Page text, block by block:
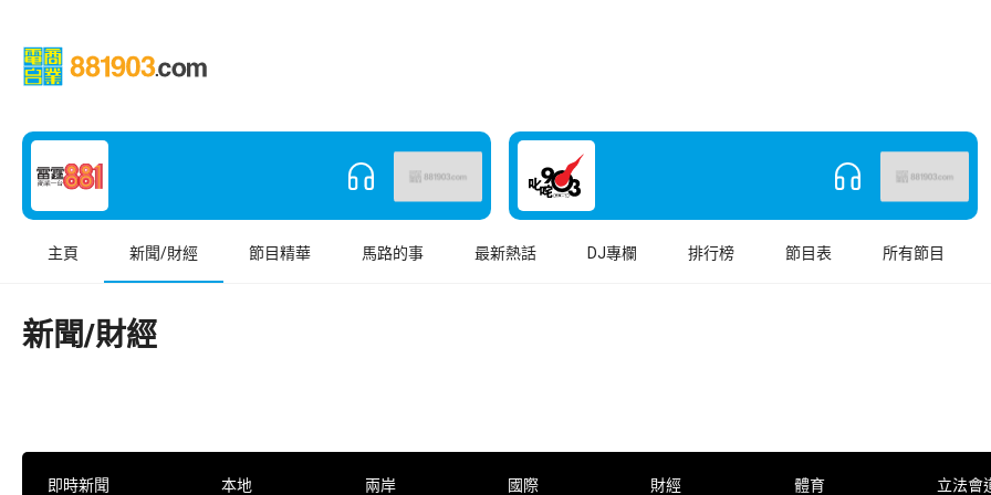
主頁 新聞/財經 節目精華 馬路的事 最新熱話 DJ專欄 排行榜 節目表 所有節目
新聞/財經
即時新聞 本地 兩岸 國際 財經 體育 立法會